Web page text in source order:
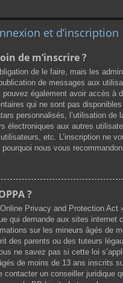
et d’inscription
de m’inscrire ?
de le faire, mais les
de messages aux
également avoir accès à
qui ne sont pas disponibles
personnalisés, l’utilisation de
électroniques aux autres
etc. L’inscription ne
pourquoi nous vous
?
Privacy and Protection Act
qui demande aux sites internet
sur les mineurs âgés de
des parents ou des tuteurs
ne savez pas si cette loi
de moins de 13 ans inscrits
contacter un conseiller juridique